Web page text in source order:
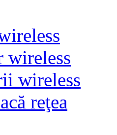
wireless
wireless
reţea